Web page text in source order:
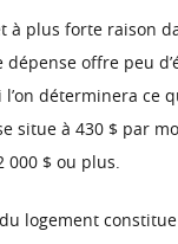
à plus forte raison
dépense offre peu
déterminera
situe à 430 $ par
000 $ ou plus.
logement